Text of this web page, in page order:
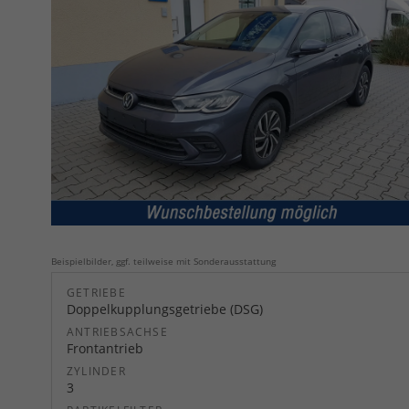
Beispielbilder, ggf. teilweise mit Sonderausstattung
GETRIEBE
Doppelkupplungsgetriebe (DSG)
ANTRIEBSACHSE
Frontantrieb
ZYLINDER
3